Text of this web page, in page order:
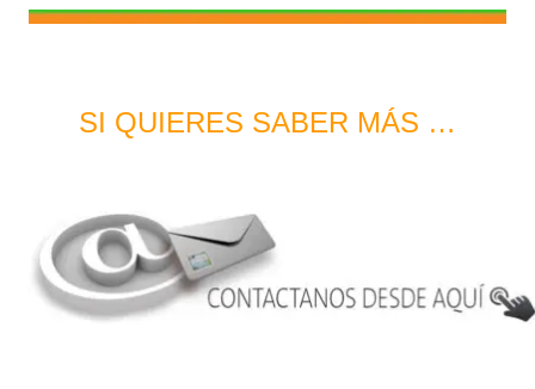
SI QUIERES SABER MÁS …